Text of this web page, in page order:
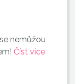
nemůžou
Číst více